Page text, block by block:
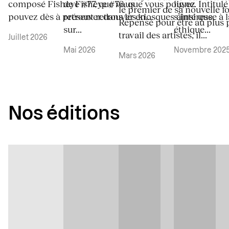
composé Fisheye #77, que vous
pouvez dès à présent retrouver en...
Juillet 2026
de Fisheye #76, que vous pouvez
retrouver dans les kiosques ainsi que
sur...
Mai 2026
le premier de sa nouvelle
Repensé pour être au plus
travail des artistes, il...
Mars 2026
ligne.
s’intéresse
éthique...
Novembre
Nos éditions